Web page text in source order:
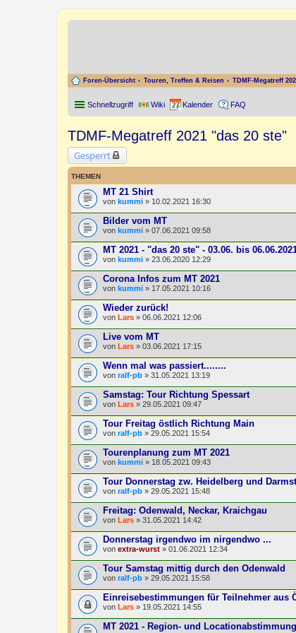
Foren-Übersicht Touren, Treffen & Reisen TDMF-Megatreff
Schnellzugriff Wiki Kalender FAQ
TDMF-Megatreff 2021 "das 20 ste"
Gesperrt
THEMEN
MT 21 Shirt
von kummi » 10.02.2021 16:30
Bilder vom MT
von kummi » 07.06.2021 09:58
MT 2021 - "das 20 ste" - 03.06. bis
von kummi » 23.06.2020 12:29
Corona Infos zum MT 2021
von kummi » 17.05.2021 10:16
Wieder zurück!
von Lars » 06.06.2021 12:06
Live vom MT
von Lars » 03.06.2021 17:15
Wenn mal was passiert........
von ralf-pb » 31.05.2021 13:19
Samstag: Tour Richtung Spessart
von Lars » 29.05.2021 09:47
Tour Freitag östlich Richtung Main
von ralf-pb » 29.05.2021 15:54
Tourenplanung zum MT 2021
von kummi » 18.05.2021 09:43
Tour Donnerstag zw. Heidelberg und
von ralf-pb » 29.05.2021 15:48
Freitag: Odenwald, Neckar, Kraichgau
von Lars » 31.05.2021 14:42
Donnerstag irgendwo im nirgendwo ...
von extra-wurst » 01.06.2021 12:34
Tour Samstag mittig durch den Odenwald
von ralf-pb » 29.05.2021 15:58
Einreisebestimmungen für Teilnehmer aus
von Lars » 19.05.2021 14:55
MT 2021 - Region- und